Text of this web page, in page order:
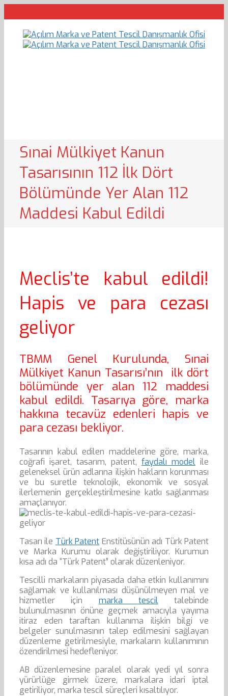
Sınai Mülkiyet Kanun
Tasarısının 112 İlk Dört
Bölümünde Yer Alan 112
Maddesi Kabul Edildi
Meclis’te kabul edildi!
Hapis ve para cezası
geliyor
TBMM Genel Kurulunda, Sınai
Mülkiyet Kanun Tasarısı’nın ilk dört
bölümünde yer alan 112 maddesi
kabul edildi. Tasarıya göre, marka
hakkına tecavüz edenleri hapis ve
para cezası bekliyor.
Tasarının kabul edilen maddelerine göre, marka,
coğrafi işaret, tasarım, patent, faydalı model ile
geleneksel ürün adlarına ilişkin hakların korunması
ve bu suretle teknolojik, ekonomik ve sosyal
ilerlemenin gerçekleştirilmesine katkı sağlanması
amaçlanıyor.
Tasarı ile Türk Patent Enstitüsünün adı Türk Patent
ve Marka Kurumu olarak değiştiriliyor. Kurumun
kısa adı da “Türk Patent” olarak düzenleniyor.
Tescilli markaların piyasada daha etkin kullanımını
sağlamak ve kullanılması düşünülmeyen mal ve
hizmetler için marka tesciltalebinde
bulunulmasının önüne geçmek amacıyla yayıma
itiraz eden taraftan kullanıma ilişkin bilgi ve
belgeler sunulmasının talep edilmesini sağlayan
düzenleme getirilmesiyle, markaların kullanımının
özendirilmesi hedefleniyor.
AB düzenlemesine paralel olarak yedi yıl sonra
yürürlüğe girmek üzere, markalara idari iptal
getiriliyor, marka tescil süreçleri kısaltılıyor.